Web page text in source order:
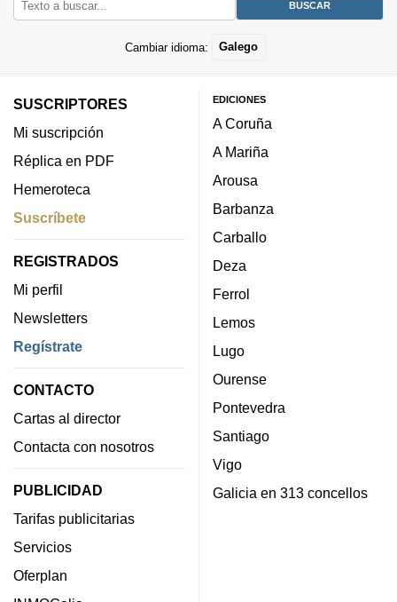
Cambiar idioma: Galego
SUSCRIPTORES
Mi suscripción
Réplica en PDF
Hemeroteca
Suscríbete
REGISTRADOS
Mi perfil
Newsletters
Regístrate
CONTACTO
Cartas al director
Contacta con nosotros
PUBLICIDAD
Tarifas publicitarias
Servicios
Oferplan
EDICIONES
A Coruña
A Mariña
Arousa
Barbanza
Carballo
Deza
Ferrol
Lemos
Lugo
Ourense
Pontevedra
Santiago
Vigo
Galicia en 313 concellos